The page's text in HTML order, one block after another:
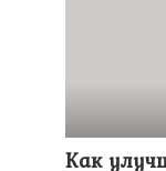
Как